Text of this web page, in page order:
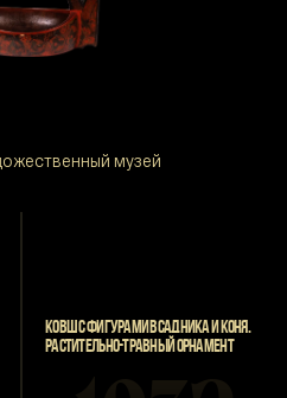
музей
КОВШ С ФИГУРАМИ ВСАДНИКА И КОНЯ.
РАСТИТЕЛЬНО-ТРАВНЫЙ ОРНАМЕНТ